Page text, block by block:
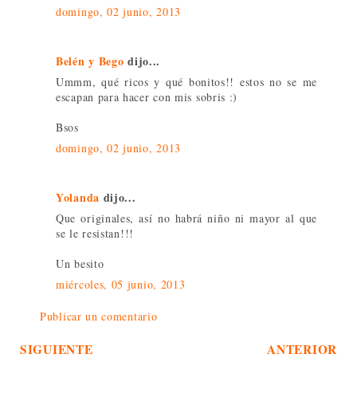
domingo, 02 junio, 2013
Belén y Bego dijo...
Ummm, qué ricos y qué bonitos!! estos no se me
escapan para hacer con mis sobris :)
Bsos
domingo, 02 junio, 2013
Yolanda dijo...
Que originales, así no habrá niño ni mayor al que
se le resistan!!!
Un besito
miércoles, 05 junio, 2013
Publicar un comentario
SIGUIENTE ANTERIOR